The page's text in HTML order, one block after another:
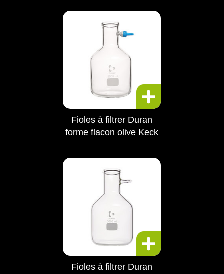
Fioles à filtrer Duran
forme flacon olive Keck
Fioles à filtrer Duran